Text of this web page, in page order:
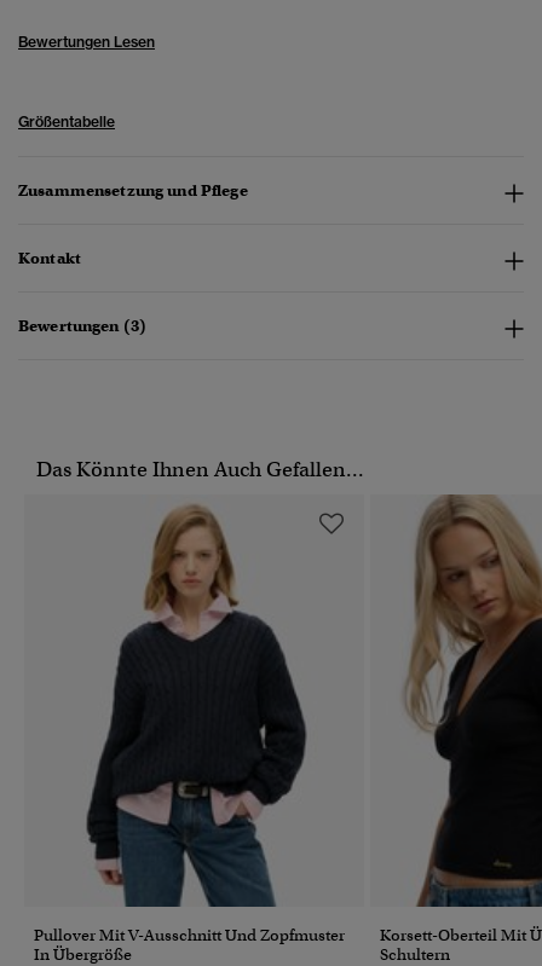
Bewertungen Lesen
Größentabelle
Zusammensetzung und Pflege
Kontakt
Bewertungen (3)
Das Könnte Ihnen Auch Gefallen...
Pullover Mit V-Ausschnitt Und Zopfmuster
In Übergröße
Korsett-Oberteil Mit
Schultern